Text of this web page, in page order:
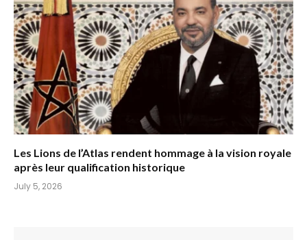
Les Lions de l’Atlas rendent hommage à la vision royale
après leur qualification historique
July 5, 2026